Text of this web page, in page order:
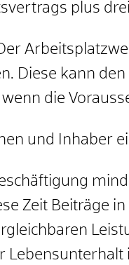
plus
Diese kann
die
und Inhaber
Zeit Beiträge
Lebensunterhalt